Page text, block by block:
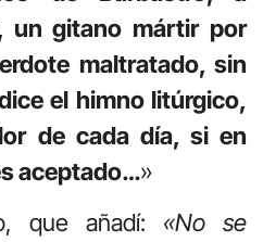
un gitano mártir por
maltratado, sin
el himno litúrgico,
de cada día, si en
aceptado…»
que añadí: «No se